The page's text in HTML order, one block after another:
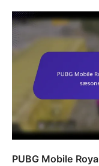
PUBG Mobile